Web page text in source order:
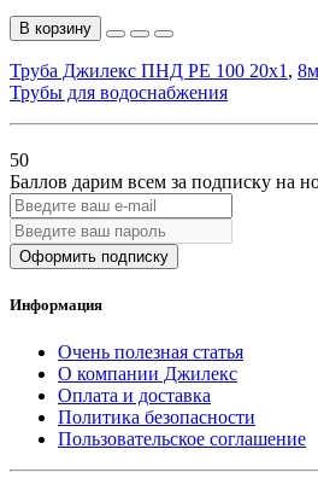
В корзину
Труба Джилекс ПНД PE 100 20х1 ,
Трубы для водоснабжения
50
Баллов дарим всем за подписку на
Оформить подписку
Информация
Очень полезная статья
О компании Джилекс
Оплата и доставка
Политика безопасности
Пользовательское соглашение